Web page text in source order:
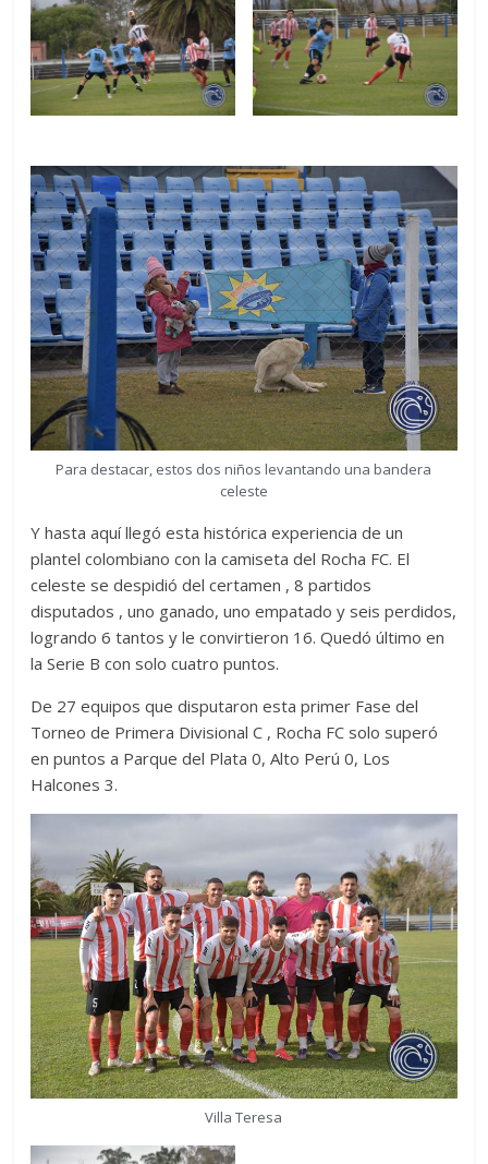
Para destacar, estos dos niños levantando una bandera
celeste
Y hasta aquí llegó esta histórica experiencia de un
plantel colombiano con la camiseta del Rocha FC. El
celeste se despidió del certamen , 8 partidos
disputados , uno ganado, uno empatado y seis perdidos,
logrando 6 tantos y le convirtieron 16. Quedó último en
la Serie B con solo cuatro puntos.
De 27 equipos que disputaron esta primer Fase del
Torneo de Primera Divisional C , Rocha FC solo superó
en puntos a Parque del Plata 0, Alto Perú 0, Los
Halcones 3.
Villa Teresa